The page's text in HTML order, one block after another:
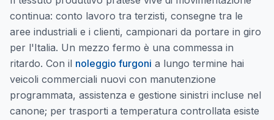
continua: conto lavoro tra terzisti, consegne tra le
aree industriali e i clienti, campionari da portare in giro
per l'Italia. Un mezzo fermo è una commessa in
ritardo. Con il noleggio furgoni a lungo termine hai
veicoli commerciali nuovi con manutenzione
programmata, assistenza e gestione sinistri incluse nel
canone; per trasporti a temperatura controllata esiste